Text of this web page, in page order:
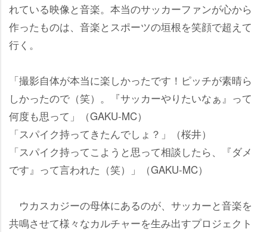
れている映像と音楽。本当のサッカーファンが心から
作ったものは、音楽とスポーツの垣根を笑顔で超えて
行く。
「撮影自体が本当に楽しかったです！ピッチが素晴ら
しかったので（笑）。『サッカーやりたいなぁ』って
何度も思って」（GAKU-MC）
「スパイク持ってきたんでしょ？」（桜井）
「スパイク持ってこようと思って相談したら、『ダメ
です』って言われた（笑）」（GAKU-MC）
ウカスカジーの母体にあるのが、サッカーと音楽を
共鳴させて様々なカルチャーを生み出すプロジェクト